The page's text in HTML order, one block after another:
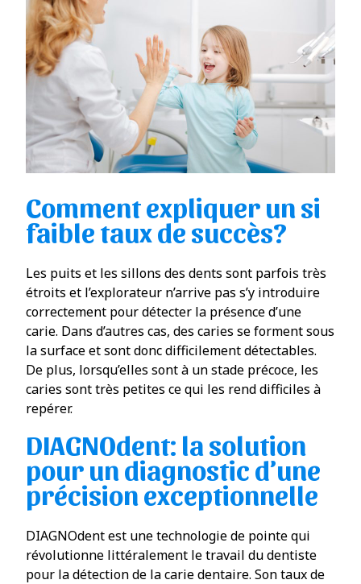
Comment expliquer un si
faible taux de succès?
Les puits et les sillons des dents sont parfois très
étroits et l’explorateur n’arrive pas s’y introduire
correctement pour détecter la présence d’une
carie. Dans d’autres cas, des caries se forment sous
la surface et sont donc difficilement détectables.
De plus, lorsqu’elles sont à un stade précoce, les
caries sont très petites ce qui les rend difficiles à
repérer.
DIAGNOdent: la solution
pour un diagnostic d’une
précision exceptionnelle
DIAGNOdent est une technologie de pointe qui
révolutionne littéralement le travail du dentiste
pour la détection de la carie dentaire. Son taux de